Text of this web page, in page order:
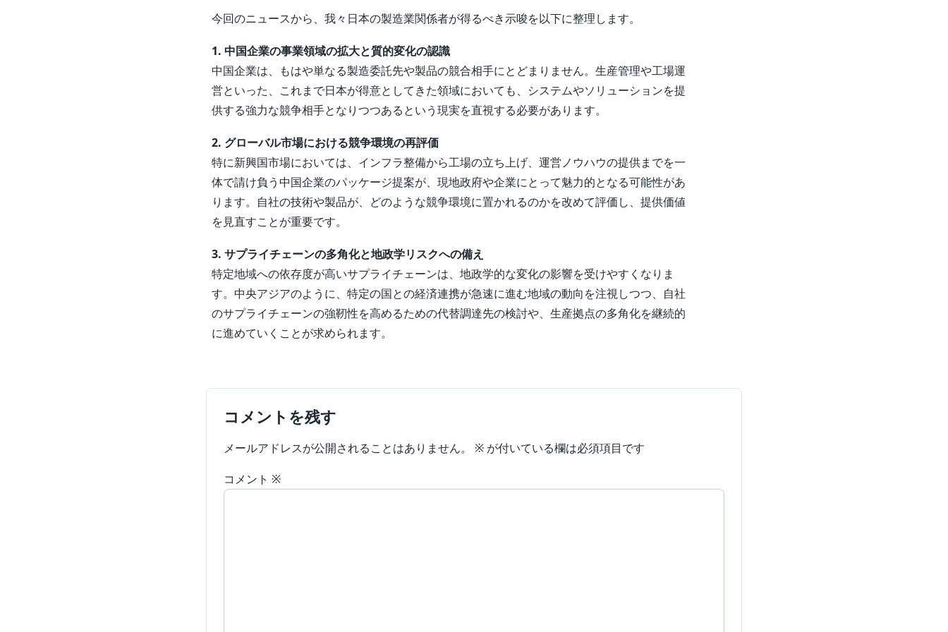
今回のニュースから、我々日本の製造業関係者が得るべき示唆を以下に整理します。
1. 中国企業の事業領域の拡大と質的変化の認識
中国企業は、もはや単なる製造委託先や製品の競合相手にとどまりません。生産管理や工場運
営といった、これまで日本が得意としてきた領域においても、システムやソリューションを提
供する強力な競争相手となりつつあるという現実を直視する必要があります。
2. グローバル市場における競争環境の再評価
特に新興国市場においては、インフラ整備から工場の立ち上げ、運営ノウハウの提供までを一
体で請け負う中国企業のパッケージ提案が、現地政府や企業にとって魅力的となる可能性があ
ります。自社の技術や製品が、どのような競争環境に置かれるのかを改めて評価し、提供価値
を見直すことが重要です。
3. サプライチェーンの多角化と地政学リスクへの備え
特定地域への依存度が高いサプライチェーンは、地政学的な変化の影響を受けやすくなりま
す。中央アジアのように、特定の国との経済連携が急速に進む地域の動向を注視しつつ、自社
のサプライチェーンの強靭性を高めるための代替調達先の検討や、生産拠点の多角化を継続的
に進めていくことが求められます。
コメントを残す
メールアドレスが公開されることはありません。 ※ が付いている欄は必須項目です
コメント ※